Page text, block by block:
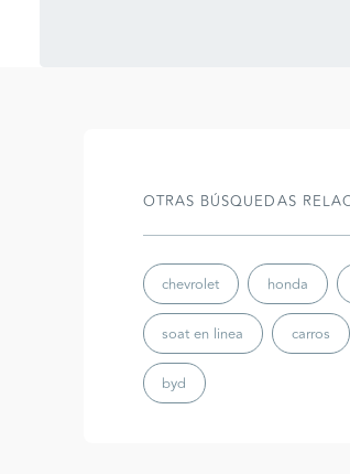
OTRAS BÚSQUEDAS
chevrolet honda
soat en linea carros
byd